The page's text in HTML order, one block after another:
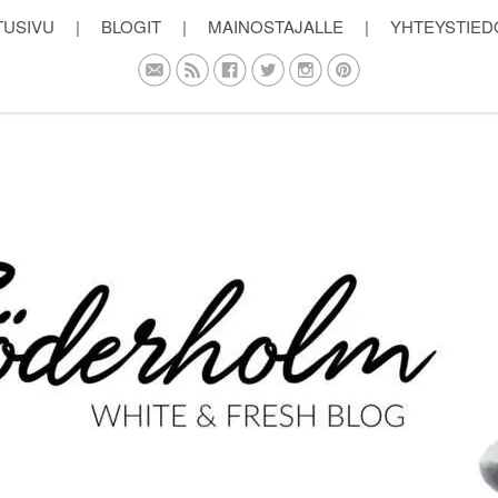
| BLOGIT | MAINOSTAJALLE |